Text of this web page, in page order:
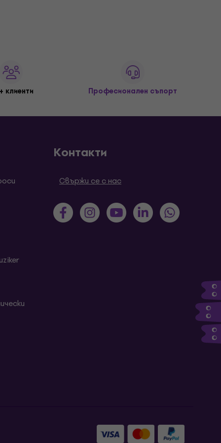
клиенти Професионален съпорт
Контакти
Свържи се с нас